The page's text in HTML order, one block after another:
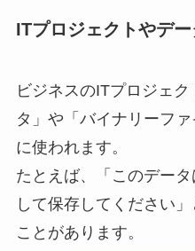
ITプロジェクトやデ
ビジネスのITプロジェ
タ」や「バイナリーフ
に使われます。
たとえば、「このデー
して保存してください
ことがあります。